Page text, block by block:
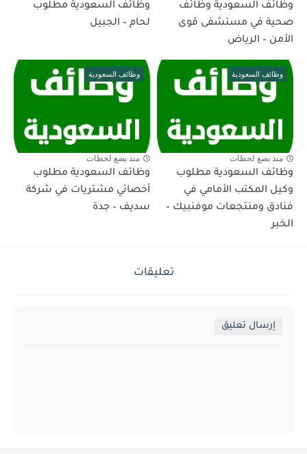
وظائف السعودية وظائف
صحية في مستشفى قوى
الأمن – الرياض
وظائف السعودية مطلوب
لحام – الجبيل
وظائف السعودية
منذ بضع لحظات
وظائف السعودية مطلوب
وكيل المكتب الأمامي في
فنادق ومنتجعات موفنبيك –
الخبر
وظائف السعودية
منذ بضع لحظات
وظائف السعودية مطلوب
أخصائي مشتريات في شركة
سديف – جدة
تعليقات
إرسال تعليق